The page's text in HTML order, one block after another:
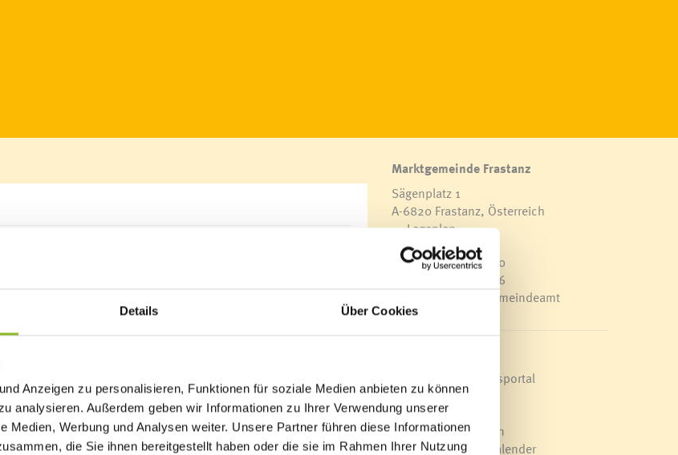
Details Über Cookies
Anzeigen zu personalisieren, Funktionen für soziale Medien anbieten zu können
analysieren. Außerdem geben wir Informationen zu Ihrer Verwendung unserer
Medien, Werbung und Analysen weiter. Unsere Partner führen diese Informationen
die Sie ihnen bereitgestellt haben oder die sie im Rahmen Ihrer Nutzung
Sonntag im November Anziehungspunkt für Menschen aus
Drohnenaufnahme vom Herbstmarkt 2024. (Fotoquelle: 3STV)
Herbstmarkt bei der Energiefabrik an der Samina statt. Von
milden Herbsttag, der mit Nebel begann und später in
genießen. Der Markt zog viele Gäste an, die an den
Angebot entdeckten.
gebrannten Bratapfelschnapses von Fredi Welte, die schnell
für Genussmomente und auch die heimischen Bauern
Marktgemeinde Frastanz
Sägenplatz 1
A-6820 Frastanz, Österreich
Lageplan
0043 5522 51534-0
F 0043 5522 51534-6
E-Mail an das Gemeindeamt
Veröffentlichungsportal
Blackout
Ortsplan
Bürgermeldungen
Veranstaltungskalender